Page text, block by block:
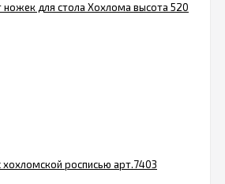
ножек для стола Хохлома высота 520
хохломской росписью арт.7403